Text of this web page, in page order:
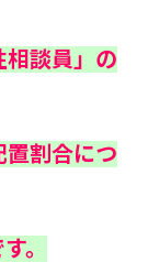
相談員」の
置割合につ
。